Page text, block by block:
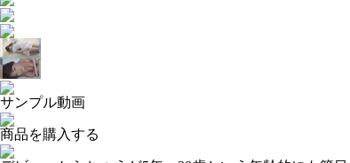
サンプル動画
商品を購入する